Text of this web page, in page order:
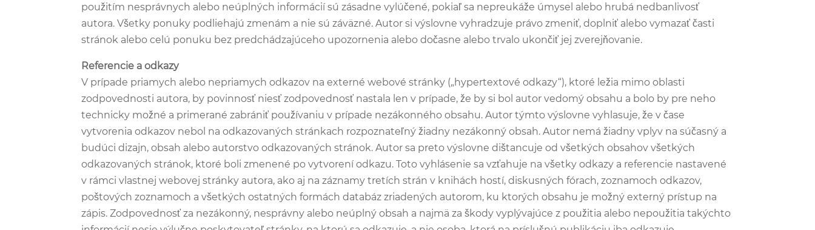
použitím nesprávnych alebo neúplných informácií sú zásadne vylúčené, pokiaľ sa nepreukáže úmysel alebo hrubá nedbanlivosť
autora. Všetky ponuky podliehajú zmenám a nie sú záväzné. Autor si výslovne vyhradzuje právo zmeniť, doplniť alebo vymazať časti
stránok alebo celú ponuku bez predchádzajúceho upozornenia alebo dočasne alebo trvalo ukončiť jej zverejňovanie.
Referencie a odkazy
V prípade priamych alebo nepriamych odkazov na externé webové stránky („hypertextové odkazy“), ktoré ležia mimo oblasti
zodpovednosti autora, by povinnosť niesť zodpovednosť nastala len v prípade, že by si bol autor vedomý obsahu a bolo by pre neho
technicky možné a primerané zabrániť používaniu v prípade nezákonného obsahu. Autor týmto výslovne vyhlasuje, že v čase
vytvorenia odkazov nebol na odkazovaných stránkach rozpoznateľný žiadny nezákonný obsah. Autor nemá žiadny vplyv na súčasný a
budúci dizajn, obsah alebo autorstvo odkazovaných stránok. Autor sa preto výslovne dištancuje od všetkých obsahov všetkých
odkazovaných stránok, ktoré boli zmenené po vytvorení odkazu. Toto vyhlásenie sa vzťahuje na všetky odkazy a referencie nastavené
v rámci vlastnej webovej stránky autora, ako aj na záznamy tretích strán v knihách hostí, diskusných fórach, zoznamoch odkazov,
poštových zoznamoch a všetkých ostatných formách databáz zriadených autorom, ku ktorých obsahu je možný externý prístup na
zápis. Zodpovednosť za nezákonný, nesprávny alebo neúplný obsah a najmä za škody vyplývajúce z použitia alebo nepoužitia takýchto